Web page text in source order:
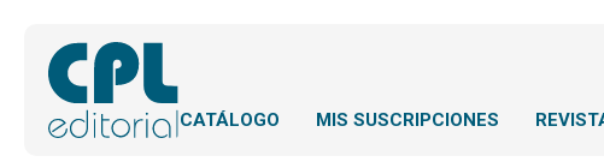
CATÁLOGO MIS SUSCRIPCIONES